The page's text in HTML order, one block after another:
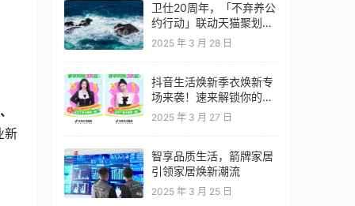
新
卫仕20周年，「不弃养公
约行动」联动天猫聚划算
欢聚日
2025 年 3 月 28 日
抖音生活焕新季衣焕新专
场来袭！速来解锁你的春
日OOTD！
2025 年 3 月 27 日
智享品质生活，箭牌家居
引领家居焕新潮流
2025 年 3 月 25 日